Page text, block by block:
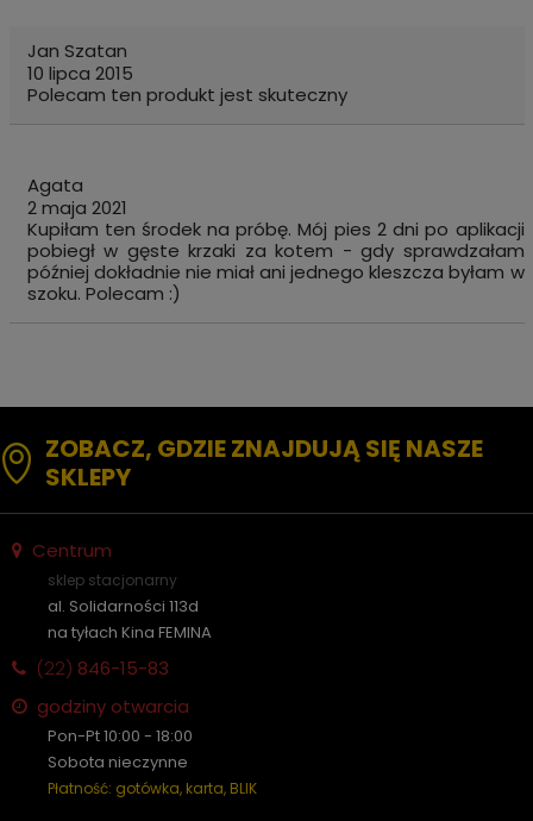
Jan Szatan
10 lipca 2015
Polecam ten produkt jest skuteczny
Agata
2 maja 2021
Kupiłam ten środek na próbę. Mój pies 2 dni po aplikacji
pobiegł w gęste krzaki za kotem - gdy sprawdzałam
później dokładnie nie miał ani jednego kleszcza byłam w
szoku. Polecam :)
ZOBACZ, GDZIE ZNAJDUJĄ SIĘ NASZE
SKLEPY
Centrum
sklep stacjonarny
al. Solidarności 113d
na tyłach Kina FEMINA
(22) 846-15-83
godziny otwarcia
Pon-Pt 10:00 - 18:00
Sobota nieczynne
Płatność: gotówka, karta, BLIK